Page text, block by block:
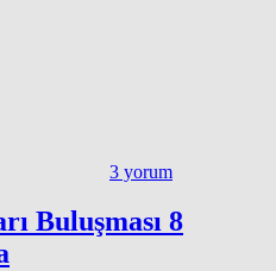
3 yorum
Buluşması 8